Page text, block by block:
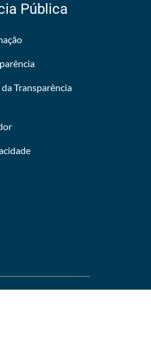
Pública
Transparência